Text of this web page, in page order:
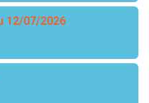
12/07/2026